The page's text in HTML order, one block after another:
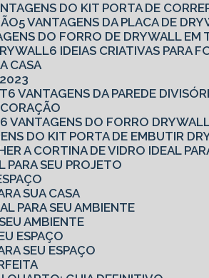
DO KIT PORTA DE
5 VANTAGENS DA PLACA DE
DO FORRO DE DRYWALL EM
6 IDEIAS CRIATIVAS PARA
CASA
2023
6 VANTAGENS DA PAREDE
6 VANTAGENS DO FORRO
DO KIT PORTA DE EMBUTIR
A CORTINA DE VIDRO IDEAL
PARA SEU PROJETO
SUA CASA
PARA SEU AMBIENTE
AMBIENTE
ESPAÇO
SEU ESPAÇO